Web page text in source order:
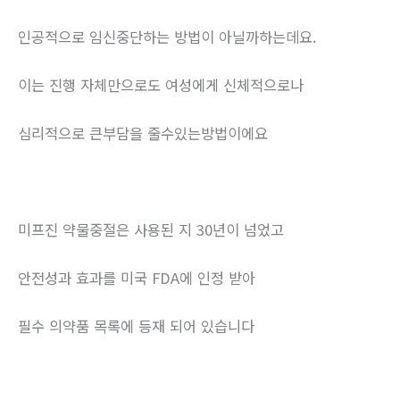
인공적으로 임신중단하는 방법이 아닐까하는데요.
이는 진행 자체만으로도 여성에게 신체적으로나
심리적으로 큰부담을 줄수있는방법이에요
미프진 약물중절은 사용된 지 30년이 넘었고
안전성과 효과를 미국 FDA에 인정 받아
필수 의약품 목록에 등재 되어 있습니다